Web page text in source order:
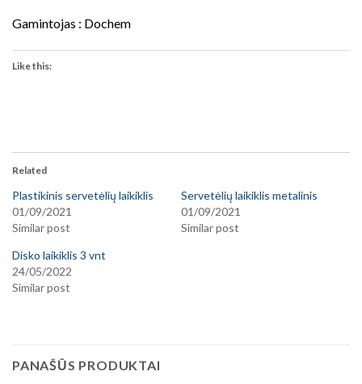
Gamintojas : Dochem
Like this:
Related
Plastikinis servetėlių laikiklis
01/09/2021
Similar post
Servetėlių laikiklis metalinis
01/09/2021
Similar post
Disko laikiklis 3 vnt
24/05/2022
Similar post
PANAŠŪS PRODUKTAI